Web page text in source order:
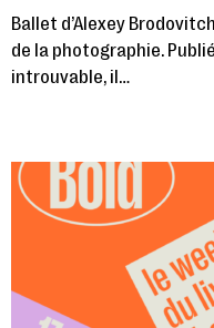
Ballet d’Alexey
de la photographie.
introuvable, il…